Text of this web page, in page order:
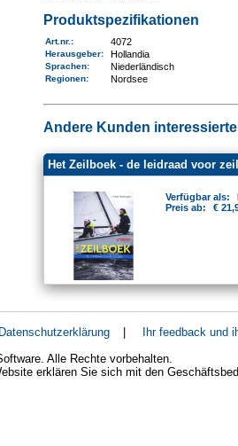
Produktspezifikationen
Art.nr. : 4072
Herausgeber: Hollandia
Sprachen: Niederländisch
Regionen: Nordsee
Andere Kunden
Het Zeilboek - de leidraad voor
Verfügbar als:
Preis ab:
€
Datenschutzerklärung
Ihr feedback und
Alle Rechte vorbehalten.
erklären Sie sich mit den